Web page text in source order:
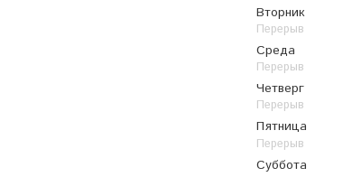
Вторник
Среда
Четверг
Пятница
Суббота